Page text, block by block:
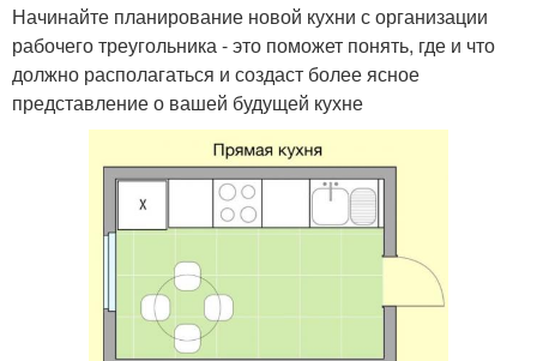
Начинайте планирование новой кухни с организации
рабочего треугольника - это поможет понять, где и что
должно располагаться и создаст более ясное
представление о вашей будущей кухне